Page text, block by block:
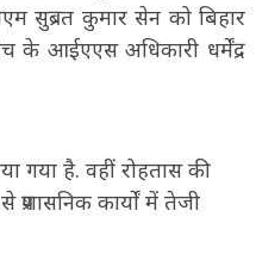
सुब्रत कुमार सेन को बिहार
के आईएएस अधिकारी धर्मेंद्र
गया है. वहीं रोहतास की
कार्यों में तेजी